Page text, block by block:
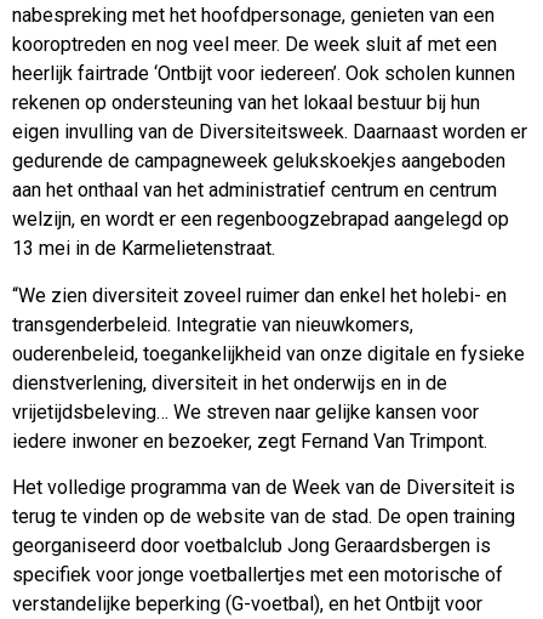
nabespreking met het hoofdpersonage, genieten van een
kooroptreden en nog veel meer. De week sluit af met een
heerlijk fairtrade ‘Ontbijt voor iedereen’. Ook scholen kunnen
rekenen op ondersteuning van het lokaal bestuur bij hun
eigen invulling van de Diversiteitsweek. Daarnaast worden er
gedurende de campagneweek gelukskoekjes aangeboden
aan het onthaal van het administratief centrum en centrum
welzijn, en wordt er een regenboogzebrapad aangelegd op
13 mei in de Karmelietenstraat.
“We zien diversiteit zoveel ruimer dan enkel het holebi- en
transgenderbeleid. Integratie van nieuwkomers,
ouderenbeleid, toegankelijkheid van onze digitale en fysieke
dienstverlening, diversiteit in het onderwijs en in de
vrijetijdsbeleving… We streven naar gelijke kansen voor
iedere inwoner en bezoeker, zegt Fernand Van Trimpont.
Het volledige programma van de Week van de Diversiteit is
terug te vinden op de website van de stad. De open training
georganiseerd door voetbalclub Jong Geraardsbergen is
specifiek voor jonge voetballertjes met een motorische of
verstandelijke beperking (G-voetbal), en het Ontbijt voor